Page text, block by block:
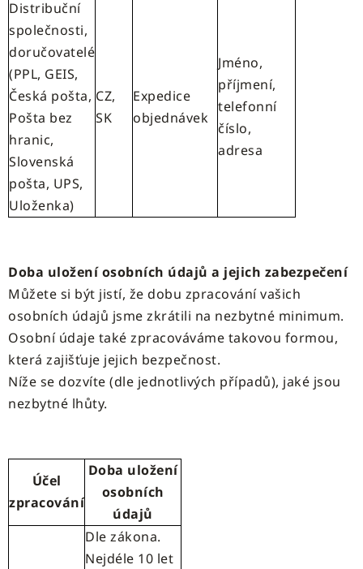
Distribuční
společnosti,
doručovatelé
(PPL, GEIS,
Česká pošta,
Pošta bez
hranic,
Slovenská
pošta, UPS,
Uloženka)
CZ,
SK
Expedice
objednávek
Jméno,
příjmení,
telefonní
číslo,
adresa
Doba uložení osobních údajů a jejich zabezpečení
Můžete si být jistí, že dobu zpracování vašich
osobních údajů jsme zkrátili na nezbytné minimum.
Osobní údaje také zpracováváme takovou formou,
která zajišťuje jejich bezpečnost.
Níže se dozvíte (dle jednotlivých případů), jaké jsou
nezbytné lhůty.
Účel
zpracování
Doba uložení
osobních
údajů
Dle zákona.
Nejdéle 10 let